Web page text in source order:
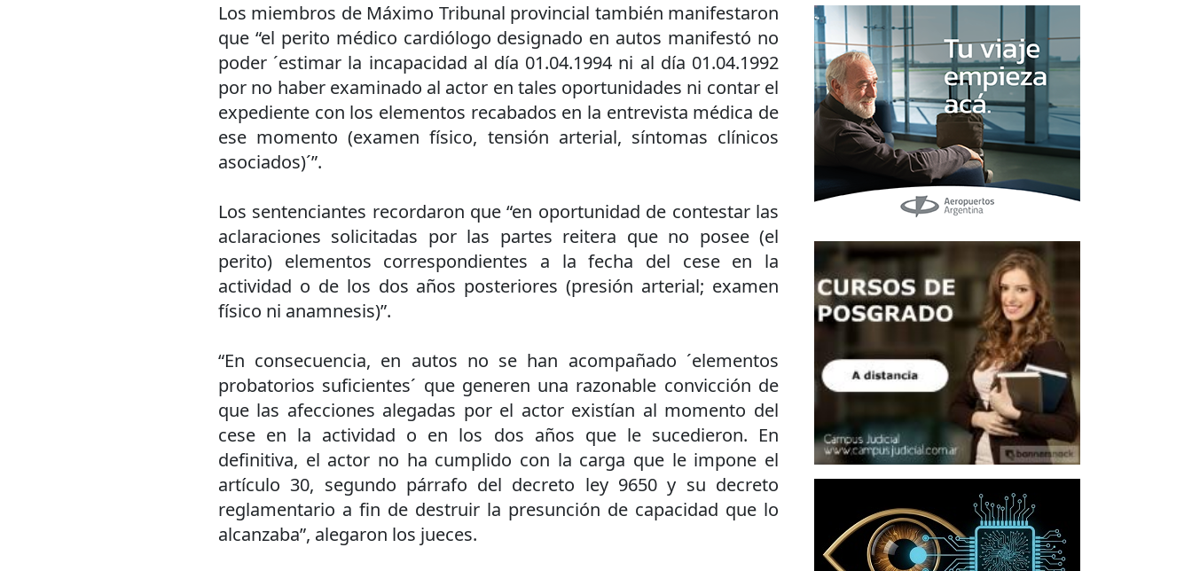
Los miembros de Máximo Tribunal provincial también manifestaron
que “el perito médico cardiólogo designado en autos manifestó no
poder ´estimar la incapacidad al día 01.04.1994 ni al día 01.04.1992
por no haber examinado al actor en tales oportunidades ni contar el
expediente con los elementos recabados en la entrevista médica de
ese momento (examen físico, tensión arterial, síntomas clínicos
asociados)´”.
Los sentenciantes recordaron que “en oportunidad de contestar las
aclaraciones solicitadas por las partes reitera que no posee (el
perito) elementos correspondientes a la fecha del cese en la
actividad o de los dos años posteriores (presión arterial; examen
físico ni anamnesis)”.
“En consecuencia, en autos no se han acompañado ´elementos
probatorios suficientes´ que generen una razonable convicción de
que las afecciones alegadas por el actor existían al momento del
cese en la actividad o en los dos años que le sucedieron. En
definitiva, el actor no ha cumplido con la carga que le impone el
artículo 30, segundo párrafo del decreto ley 9650 y su decreto
reglamentario a fin de destruir la presunción de capacidad que lo
alcanzaba”, alegaron los jueces.